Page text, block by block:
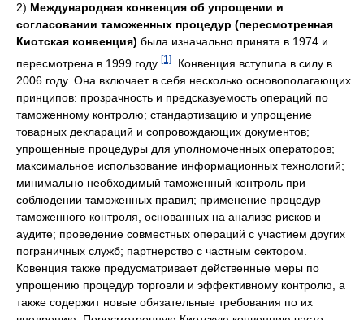
2) Международная конвенция об упрощении и
согласовании таможенных процедур (пересмотренная
Киотская конвенция) была изначально принята в 1974 и
пересмотрена в 1999 году [1]
. Конвенция вступила в силу в
2006 году. Она включает в себя несколько основополагающих
принципов: прозрачность и предсказуемость операций по
таможенному контролю; стандартизацию и упрощение
товарных деклараций и сопровождающих документов;
упрощенные процедуры для уполномоченных операторов;
максимальное использование информационных технологий;
минимально необходимый таможенный контроль при
соблюдении таможенных правил; применение процедур
таможенного контроля, основанных на анализе рисков и
аудите; проведение совместных операций с участием других
пограничных служб; партнерство с частным сектором.
Ковенция также предусматривает действенные меры по
упрощению процедур торговли и эффективному контролю, а
также содержит новые обязательные требования по их